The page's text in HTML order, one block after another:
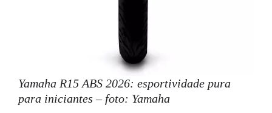
Yamaha R15 ABS 2026: esportividade pura
para iniciantes – foto: Yamaha